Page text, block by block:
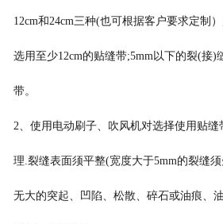
12cm和24cm三种(也可根据客户要求定制
选用至少12cm的贴缝带;5mm以下的裂(接)
带。
2、使用电动刷子、吹风机对选择使用贴
理.裂缝表面须平整(宽度大于5mm的裂缝
无大的突起、凹陷、松散、碎石或油痕、